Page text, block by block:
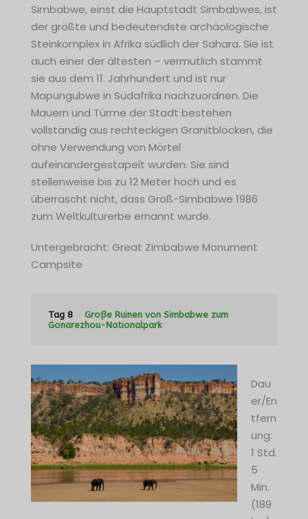
Simbabwe, einst die Hauptstadt Simbabwes, ist
der größte und bedeutendste archäologische
Steinkomplex in Afrika südlich der Sahara. Sie ist
auch einer der ältesten – vermutlich stammt
sie aus dem 11. Jahrhundert und ist nur
Mapungubwe in Südafrika nachzuordnen. Die
Mauern und Türme der Stadt bestehen
vollständig aus rechteckigen Granitblöcken, die
ohne Verwendung von Mörtel
aufeinandergestapelt wurden. Sie sind
stellenweise bis zu 12 Meter hoch und es
überrascht nicht, dass Groß-Simbabwe 1986
zum Weltkulturerbe ernannt wurde.
Untergebracht: Great Zimbabwe Monument
Campsite
Tag 8
Große Ruinen von Simbabwe zum
Gonarezhou-Nationalpark
Dau
er/En
tfern
ung:
1 Std.
5
Min.
(189